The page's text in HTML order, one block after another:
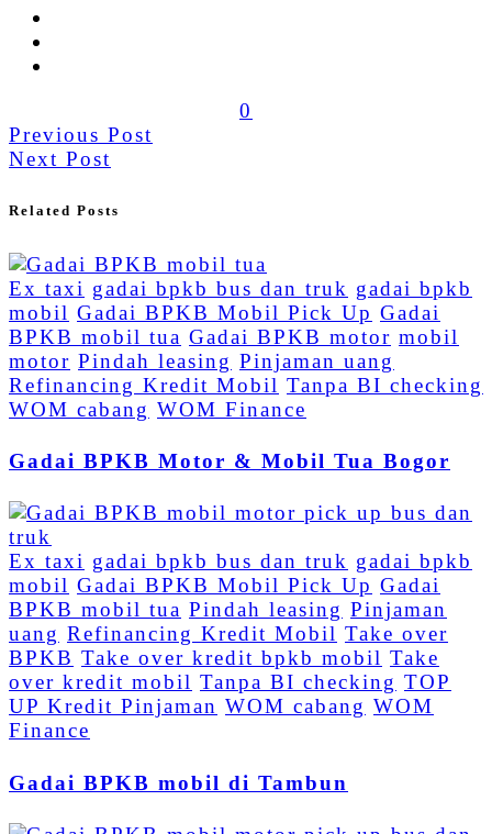
0
Previous Post
Next Post
Related Posts
Ex taxi gadai bpkb bus dan truk gadai bpkb
mobil Gadai BPKB Mobil Pick Up Gadai
BPKB mobil tua Gadai BPKB motor mobil
motor Pindah leasing Pinjaman uang
Refinancing Kredit Mobil Tanpa BI checking
WOM cabang WOM Finance
Gadai BPKB Motor & Mobil Tua Bogor
Ex taxi gadai bpkb bus dan truk gadai bpkb
mobil Gadai BPKB Mobil Pick Up Gadai
BPKB mobil tua Pindah leasing Pinjaman
uang Refinancing Kredit Mobil Take over
BPKB Take over kredit bpkb mobil Take
over kredit mobil Tanpa BI checking TOP
UP Kredit Pinjaman WOM cabang WOM
Finance
Gadai BPKB mobil di Tambun